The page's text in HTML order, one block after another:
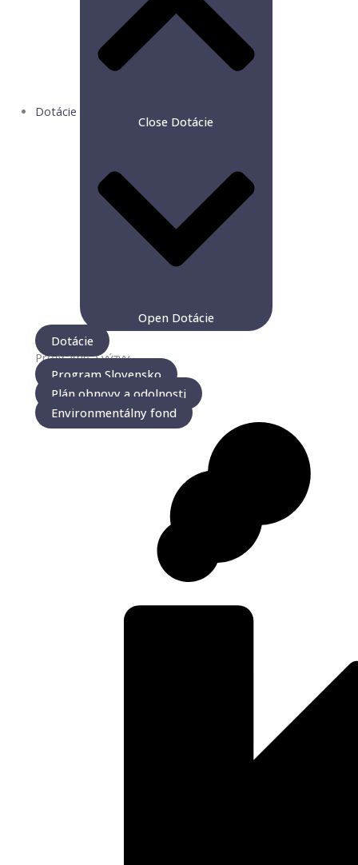
Dotácie
Close Dotácie
Open Dotácie
Dotácie
Programy a výzvy
Program Slovensko
Plán obnovy a odolnosti
Environmentálny fond